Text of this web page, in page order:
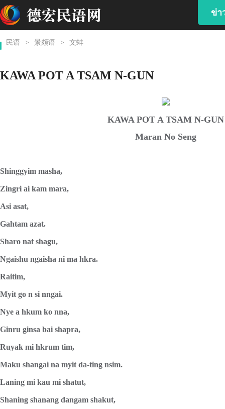
ข่า
民语 > 景颇语 > 文蚌
KAWA POT A TSAM N-GUN
KAWA POT A TSAM N-GUN
Maran No Seng
Shinggyim masha,
Zingri ai kam mara,
Asi asat,
Gahtam azat.
Sharo nat shagu,
Ngaishu ngaisha ni ma hkra.
Raitim,
Myit go n si nngai.
Nye a hkum ko nna,
Ginru ginsa bai shapra,
Ruyak mi hkrum tim,
Maku shangai na myit da-ting nsim.
Laning mi kau mi shatut,
Shaning shanang dangam shakut,